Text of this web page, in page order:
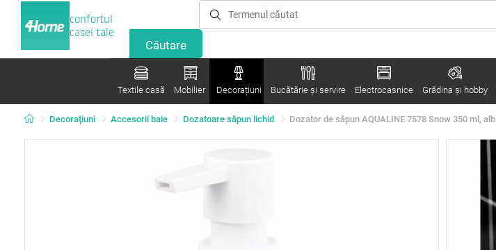
confortul
casei tale
Textile casă Mobilier Decorațiuni Bucătărie și servire Electrocasnice Grădina şi hobby
Decorațiuni Accesorii baie Dozatoare săpun lichid Dozator de săpun AQUALINE 7578 Snow 350 ml, alb